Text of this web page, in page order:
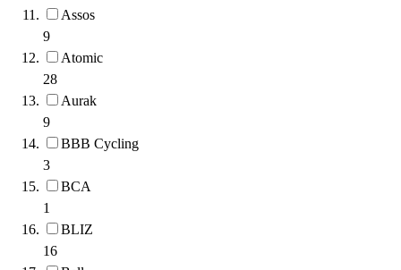
Assos
9
Atomic
28
Aurak
9
BBB Cycling
3
BCA
1
BLIZ
16